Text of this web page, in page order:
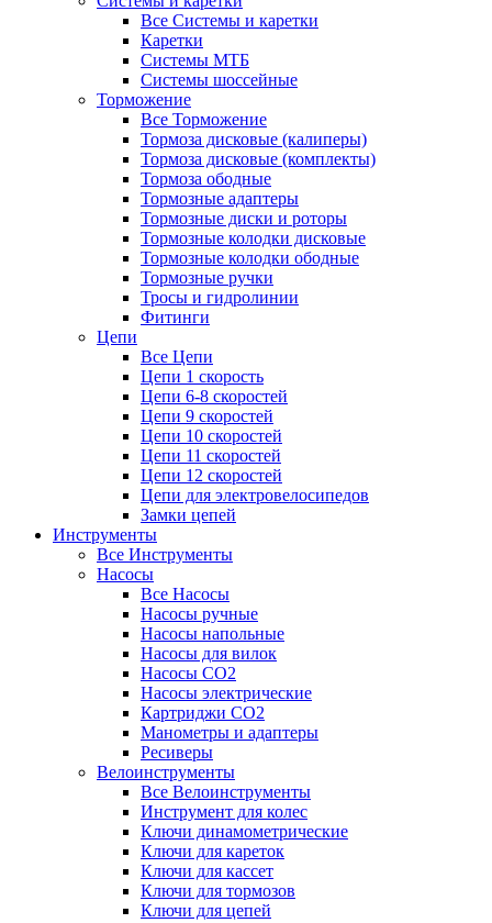
Все Системы и каретки
Каретки
Системы МТБ
Системы шоссейные
Торможение
Все Торможение
Тормоза дисковые (калиперы)
Тормоза дисковые (комплекты)
Тормоза ободные
Тормозные адаптеры
Тормозные диски и роторы
Тормозные колодки дисковые
Тормозные колодки ободные
Тормозные ручки
Тросы и гидролинии
Фитинги
Цепи
Все Цепи
Цепи 1 скорость
Цепи 6-8 скоростей
Цепи 9 скоростей
Цепи 10 скоростей
Цепи 11 скоростей
Цепи 12 скоростей
Цепи для электровелосипедов
Замки цепей
Инструменты
Все Инструменты
Насосы
Все Насосы
Насосы ручные
Насосы напольные
Насосы для вилок
Насосы CO2
Насосы электрические
Картриджи CO2
Манометры и адаптеры
Ресиверы
Велоинструменты
Все Велоинструменты
Инструмент для колес
Ключи динамометрические
Ключи для кареток
Ключи для кассет
Ключи для тормозов
Ключи для цепей